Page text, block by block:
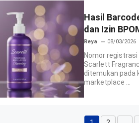
Hasil
dan Izin
Reya 08/03/2026
Nomor
Scarlett
ditemukan pada
marketplace ...